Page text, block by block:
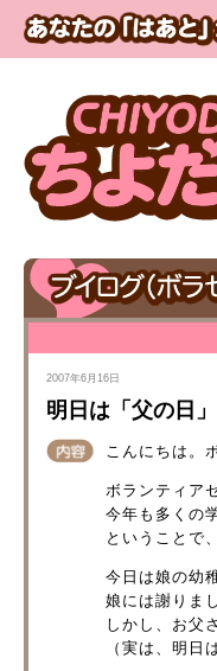
2007年6月16日
明日は「父の日
こんにちは。
ボランティア
今年も多くの
ということで
今日は娘の幼
娘には謝りま
しかし、お父
（実は、明